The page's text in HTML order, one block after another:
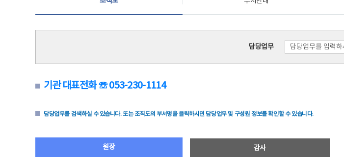
담당업무
기관 대표전화 ☏ 053-230-1114
담당업무를 검색하실 수 있습니다. 또는 조직도의 부서명을 클릭하시면 담당업무 및 구성원 정보를 확인할 수 있습니다.
원장 감사